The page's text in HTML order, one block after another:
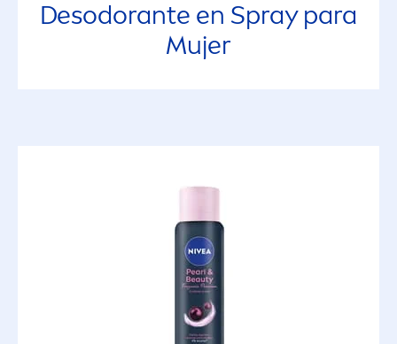
Desodorante en Spray para
Mujer